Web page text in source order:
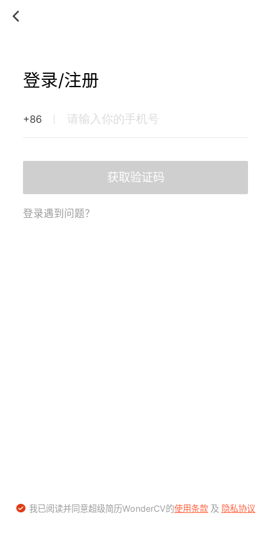
登录/注册
+86
获取验证码
登录遇到问题？
我已阅读并同意超级简历WonderCV的使用条款及 隐私协议